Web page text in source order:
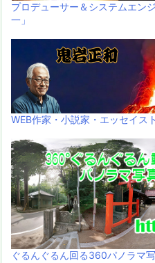
プロデューサー＆システムエン
一」
WEB作家・小説家・エッセイス
ぐるんぐるん回る360パノラマ